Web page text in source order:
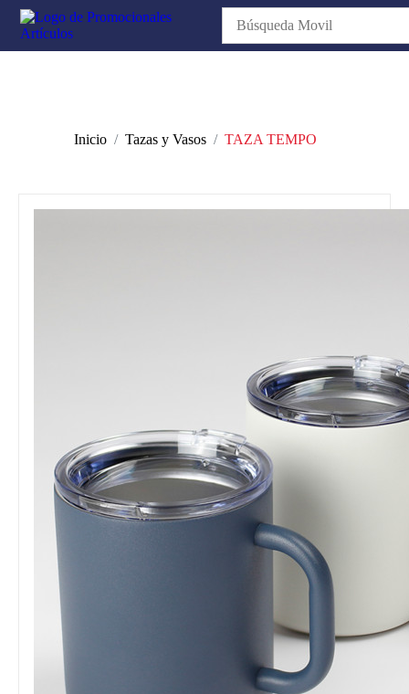
Inicio Tazas y Vasos TAZA TEMPO